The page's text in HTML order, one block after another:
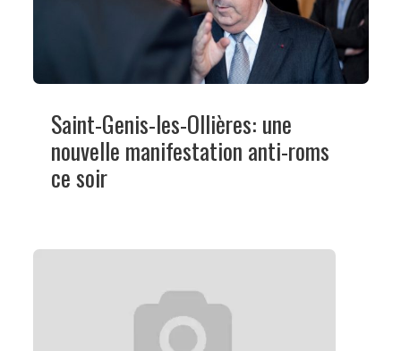
Saint-Genis-les-Ollières: une
nouvelle manifestation anti-roms
ce soir